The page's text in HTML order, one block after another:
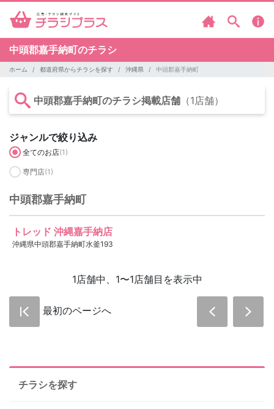
中頭郡嘉手納町のチラシ
ホーム 都道府県からチラシを探す 沖縄県 中頭郡嘉手納町
中頭郡嘉手納町のチラシ掲載店舗 （1店舗）
ジャンルで絞り込み
全てのお店(1)
専門店(1)
中頭郡嘉手納町
トレッド 沖縄嘉手納店
沖縄県中頭郡嘉手納町水釜193
1店舗中、1〜1店舗目を表示中
最初のページへ
チラシを探す